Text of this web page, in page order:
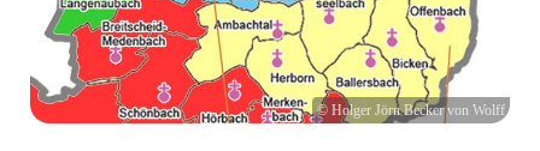
© Holger Jörn Becker von Wolff